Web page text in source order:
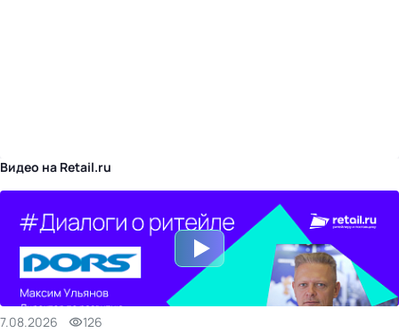
Видео на Retail.ru
7.08.2026 126